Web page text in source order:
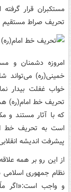
مستکبران قرار
تحریف صراط مستقیم
امروزه دشمنان و
خمینی(ره) می‌تواند
خواب غفلت بیدار
تحریف خط امام(ره)
که با آثار مستند و
است به تحریف خط
پیشرفت اندیشه
از این رو بر همه
نظام جمهوری
و واجب است:«اگر